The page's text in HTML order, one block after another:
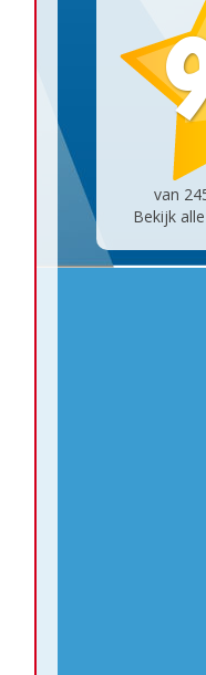
van
Bekijk